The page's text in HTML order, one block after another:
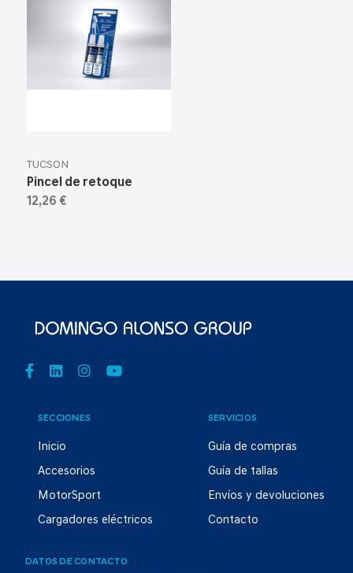
TUCSON
Pincel de retoque
12,26 €
SECCIONES
Inicio
Accesorios
MotorSport
Cargadores eléctricos
SERVICIOS
Guía de compras
Guía de tallas
Envíos y devoluciones
Contacto
DATOS DE CONTACTO